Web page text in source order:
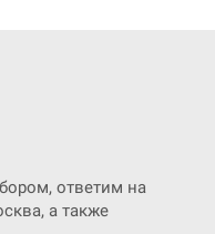
ответим на
а также